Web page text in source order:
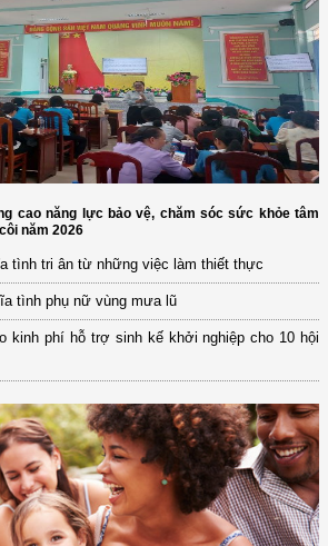
cao năng lực bảo vệ, chăm sóc sức khỏe tâm
năm 2026
tình tri ân từ những việc làm thiết thực
tình phụ nữ vùng mưa lũ
kinh phí hỗ trợ sinh kế khởi nghiệp cho 10 hội